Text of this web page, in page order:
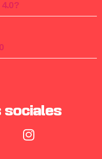
sociales